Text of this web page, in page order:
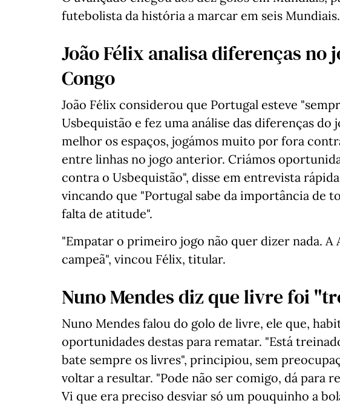
futebolista da história a marcar em seis Mundiais.
João Félix analisa diferenças no
Congo
João Félix considerou que Portugal esteve
Usbequistão e fez uma análise das diferenças
melhor os espaços, jogámos muito por fora
entre linhas no jogo anterior. Criámos
contra o Usbequistão", disse em entrevista
vincando que "Portugal sabe da importância de
falta de atitude".
"Empatar o primeiro jogo não quer dizer nada. A
campeã", vincou Félix, titular.
Nuno Mendes diz que livre foi
Nuno Mendes falou do golo de livre, ele que,
oportunidades destas para rematar. "Está
bate sempre os livres", principiou, sem
voltar a resultar. "Pode não ser comigo, dá para
Vi que era preciso desviar só um pouquinho a